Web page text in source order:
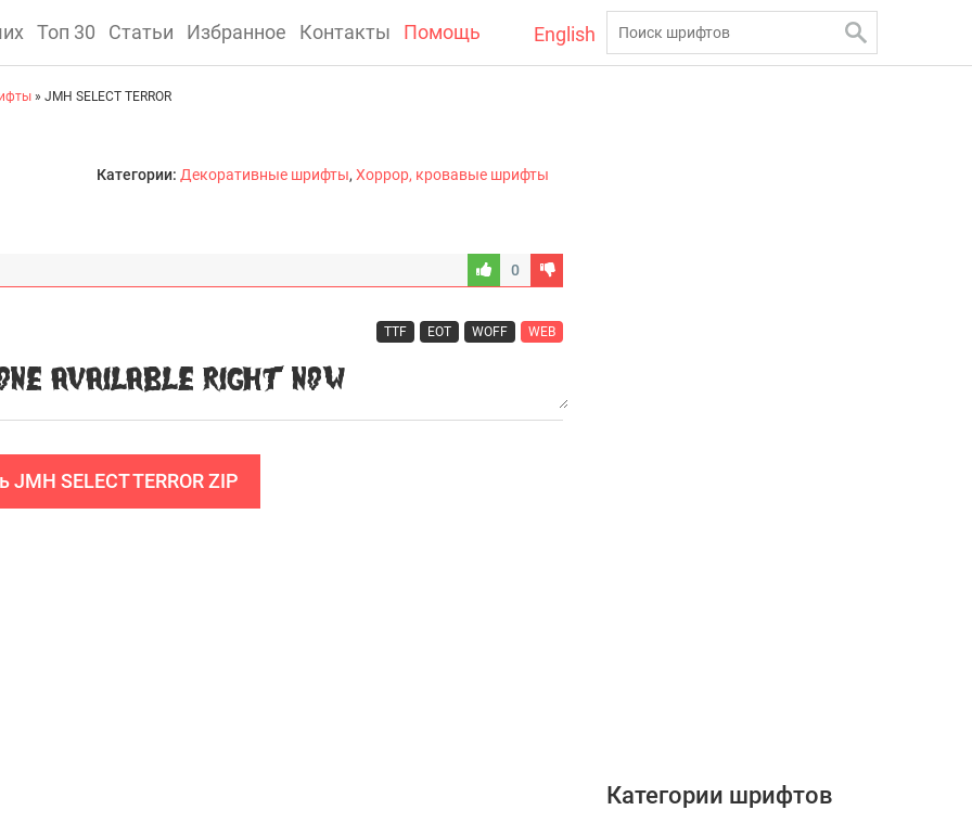
Топ 30 Статьи Избранное Контакты Помощь English
» JMH SELECT TERROR
Категории: Декоративные шрифты, Хоррор, кровавые шрифты
0
TTF EOT WOFF WEB
JMH SELECT TERROR ZIP
Категории шрифтов